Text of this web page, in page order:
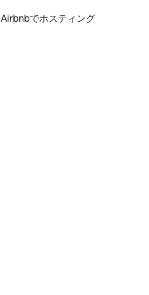
Airbnbでホスティング